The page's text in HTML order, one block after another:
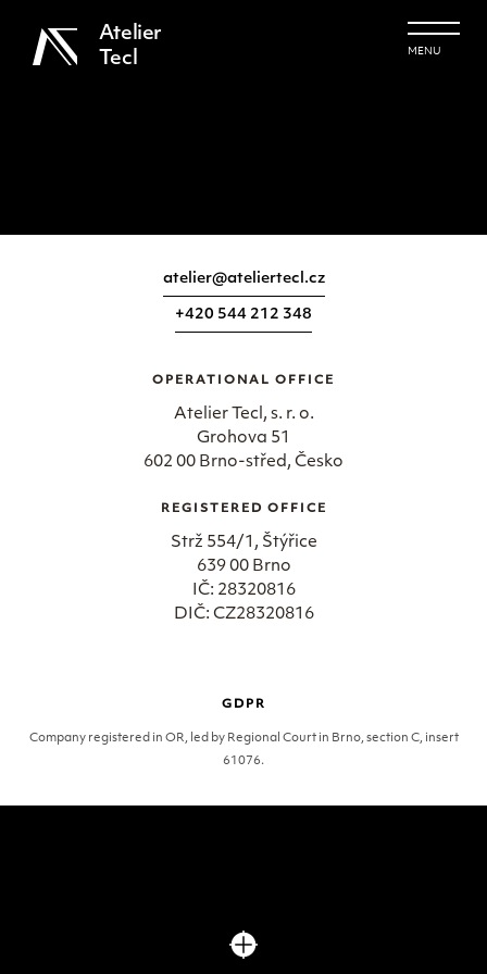
Atelier
Tecl
MENU
atelier@ateliertecl.cz
+420 544 212 348
OPERATIONAL OFFICE
Atelier Tecl, s. r. o.
Grohova 51
602 00 Brno-střed, Česko
REGISTERED OFFICE
Strž 554/1, Štýřice
639 00 Brno
IČ: 28320816
DIČ: CZ28320816
GDPR
Company registered in OR, led by Regional Court in Brno, section C, insert
61076.